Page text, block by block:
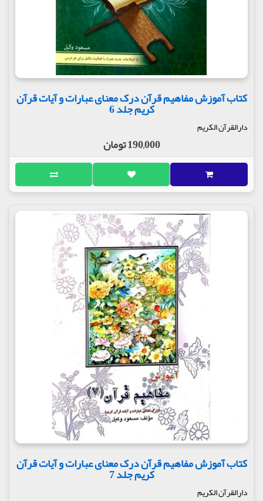
کتاب آموزش مفاهیم قرآن درک معنای عبارات و آیات قرآن
کریم جلد 6
دارالقرآن الکریم
190,000 تومان
کتاب آموزش مفاهیم قرآن درک معنای عبارات و آیات قرآن
کریم جلد 7
دارالقرآن الکریم